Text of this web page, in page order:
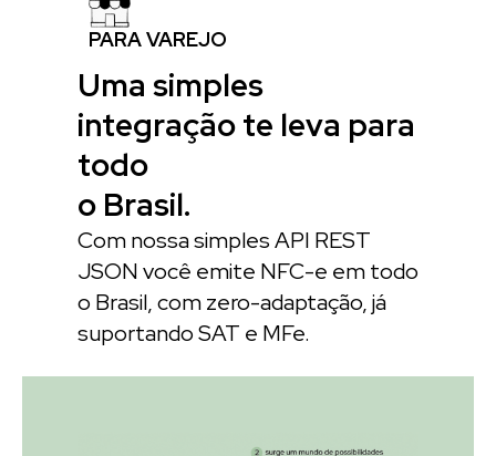
PARA VAREJO
Uma simples
integração te leva para
todo
o Brasil.
Com nossa simples API REST
JSON você emite NFC-e em todo
o Brasil, com zero-adaptação, já
suportando SAT e MFe.